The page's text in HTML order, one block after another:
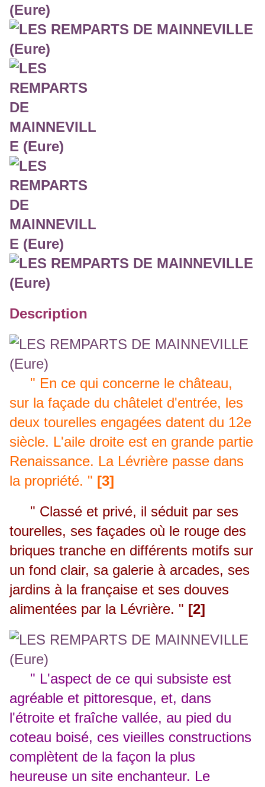
Description
" En ce qui concerne le château,
sur la façade du châtelet d'entrée, les
deux tourelles engagées datent du 12e
siècle. L'aile droite est en grande partie
Renaissance. La Lévrière passe dans
la propriété. " [3]
" Classé et privé, il séduit par ses
tourelles, ses façades où le rouge des
briques tranche en différents motifs sur
un fond clair, sa galerie à arcades, ses
jardins à la française et ses douves
alimentées par la Lévrière. " [2]
" L'aspect de ce qui subsiste est
agréable et pittoresque, et, dans
l'étroite et fraîche vallée, au pied du
coteau boisé, ces vieilles constructions
complètent de la façon la plus
heureuse un site enchanteur. Le